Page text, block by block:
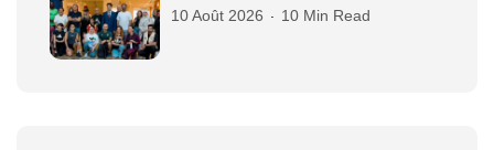
10 Août 2026 10 Min Read